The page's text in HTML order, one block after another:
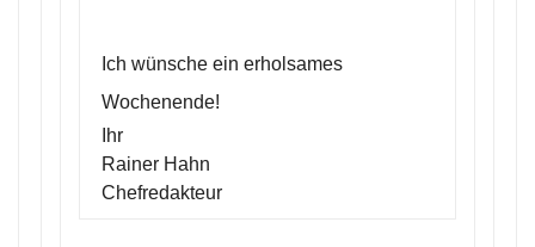
Ich wünsche ein erholsames
Wochenende!
Ihr
Rainer Hahn
Chefredakteur